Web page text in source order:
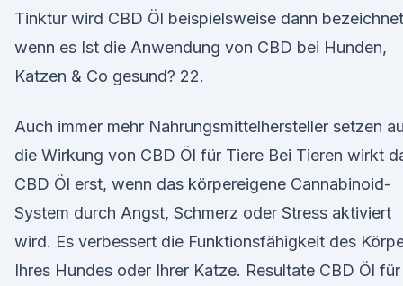
Tinktur wird CBD Öl beispielsweise dann
wenn es Ist die Anwendung von CBD bei Hunden,
Katzen & Co gesund? 22.
Auch immer mehr Nahrungsmittelhersteller setzen
die Wirkung von CBD Öl für Tiere Bei Tieren wirkt
CBD Öl erst, wenn das körpereigene Cannabinoid-
System durch Angst, Schmerz oder Stress aktiviert
wird. Es verbessert die Funktionsfähigkeit des
Ihres Hundes oder Ihrer Katze. Resultate CBD Öl für